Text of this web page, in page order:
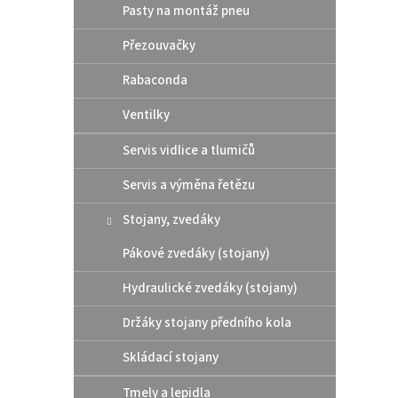
Pasty na montáž pneu
Přezouvačky
Rabaconda
Ventilky
Servis vidlice a tlumičů
Servis a výměna řetězu
Stojany, zvedáky
Pákové zvedáky (stojany)
Hydraulické zvedáky (stojany)
Držáky stojany předního kola
Skládací stojany
Tmely a lepidla